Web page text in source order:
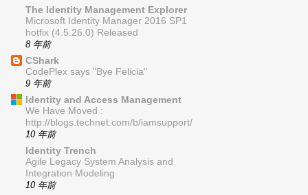
The Identity Management Explorer
Microsoft Identity Manager 2016 SP1
hotfix (4.5.26.0) Released
8 年前
CShark
CodePlex says "Bye Felicia"
9 年前
Identity and Access Management
We Have Moved :
http://blogs.technet.com/b/iamsupport/
10 年前
Identity Trench
Agile Legacy System Analysis and
Integration Modeling
10 年前